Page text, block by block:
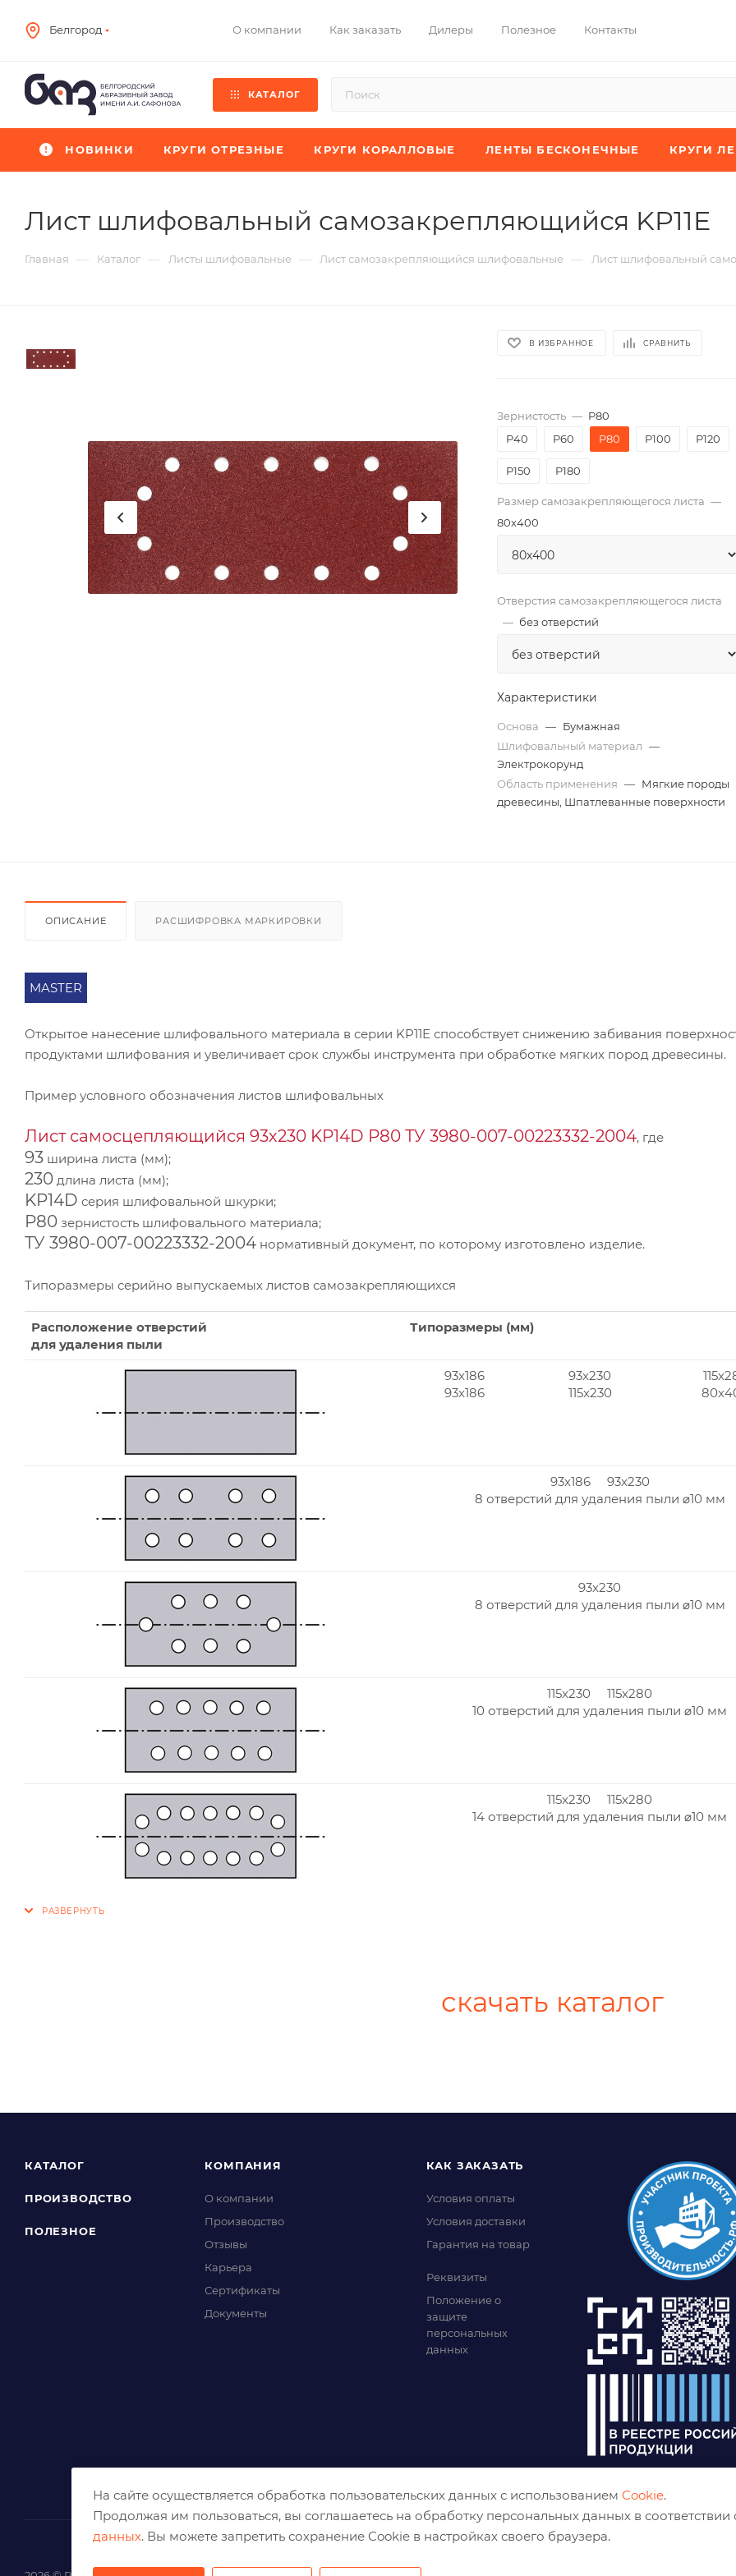
Белгород О компании Как заказать Дилеры Полезное Контакты
КАТАЛОГ
НОВИНКИ КРУГИ ОТРЕЗНЫЕ КРУГИ КОРАЛЛОВЫЕ ЛЕНТЫ БЕСКОНЕЧНЫЕ КРУГИ
Лист шлифовальный самозакрепляющийся KP11E
Главная — Каталог — Листы шлифовальные — Лист самозакрепляющийся шлифовальные — Лист шлифовальный
В ИЗБРАННОЕ СРАВНИТЬ
Зернистость — P80
P40
P60 P80 P100 P120
P150 P180
Размер самозакрепляющегося листа —
80х400
Отверстия самозакрепляющегося листа
— без отверстий
Характеристики
Основа — Бумажная
Шлифовальный материал —
Электрокорунд
Область применения — Мягкие породы
древесины, Шпатлеванные поверхности
ОПИСАНИЕ РАСШИФРОВКА МАРКИРОВКИ
MASTER
Открытое нанесение шлифовального материала в серии KP11E способствует снижению забивания
продуктами шлифования и увеличивает срок службы инструмента при обработке мягких пород древесины.
Пример условного обозначения листов шлифовальных
Лист самосцепляющийся 93х230 KP14D Р80 ТУ 3980-007-00223332-2004, где
93 ширина листа (мм);
230 длина листа (мм);
KP14D серия шлифовальной шкурки;
Р80 зернистость шлифовального материала;
ТУ 3980-007-00223332-2004 нормативный документ, по которому изготовлено изделие.
Типоразмеры серийно выпускаемых листов самозакрепляющихся
Расположение отверстий
для удаления пыли
Типоразмеры (мм)
93x186
93x186
93x230
115x230
93x186 93x230
8 отверстий для удаления пыли ⌀10 мм
93x230
8 отверстий для удаления пыли ⌀10 мм
115x230 115x280
10 отверстий для удаления пыли ⌀10 мм
115x230 115x280
14 отверстий для удаления пыли ⌀10 мм
скачать каталог
КАТАЛОГ
ПРОИЗВОДСТВО
ПОЛЕЗНОЕ
КОМПАНИЯ
О компании
Производство
Отзывы
Карьера
Сертификаты
Документы
КАК ЗАКАЗАТЬ
Условия оплаты
Условия доставки
Гарантия на товар
Реквизиты
Положение о
защите
персональных
данных
На сайте осуществляется обработка пользовательских данных с использованием Cookie.
Продолжая им пользоваться, вы соглашаетесь на обработку персональных данных в соответствии
данных. Вы можете запретить сохранение Cookie в настройках своего браузера.